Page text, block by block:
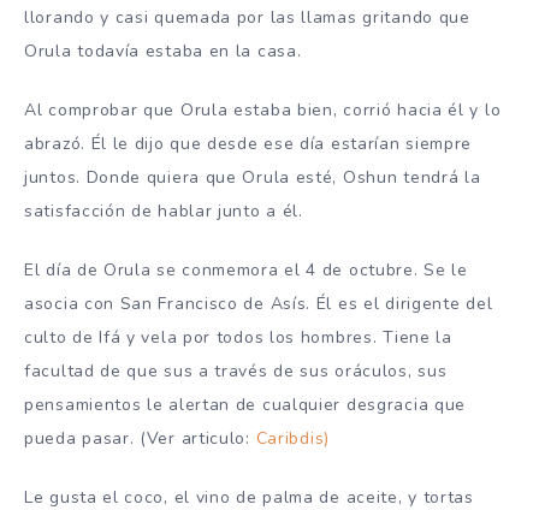
llorando y casi quemada por las llamas gritando que
Orula todavía estaba en la casa.
Al comprobar que Orula estaba bien, corrió hacia él y lo
abrazó. Él le dijo que desde ese día estarían siempre
juntos. Donde quiera que Orula esté, Oshun tendrá la
satisfacción de hablar junto a él.
El día de Orula se conmemora el 4 de octubre. Se le
asocia con San Francisco de Asís. Él es el dirigente del
culto de Ifá y vela por todos los hombres. Tiene la
facultad de que sus a través de sus oráculos, sus
pensamientos le alertan de cualquier desgracia que
pueda pasar. (Ver articulo: Caribdis)
Le gusta el coco, el vino de palma de aceite, y tortas